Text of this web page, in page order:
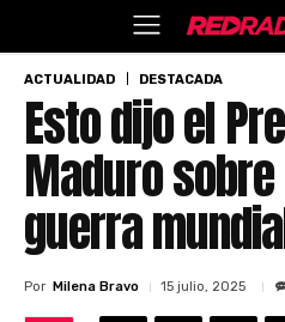
ACTUALIDAD DESTACADA
Esto dijo el
Maduro
guerra
Por Milena Bravo 15 julio, 2025